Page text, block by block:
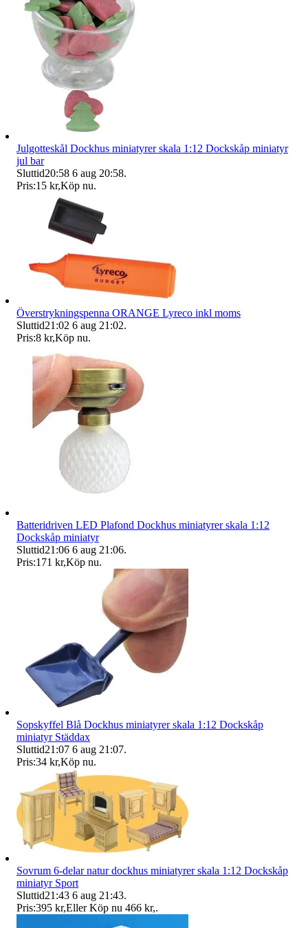
Julgotteskål Dockhus miniatyrer skala 1:12 Dockskåp miniatyr
jul bar
Sluttid20:58 6 aug 20:58.
Pris:15 kr,Köp nu.
Överstrykningspenna ORANGE Lyreco inkl moms
Sluttid21:02 6 aug 21:02.
Pris:8 kr,Köp nu.
Batteridriven LED Plafond Dockhus miniatyrer skala 1:12
Dockskåp miniatyr
Sluttid21:06 6 aug 21:06.
Pris:171 kr,Köp nu.
Sopskyffel Blå Dockhus miniatyrer skala 1:12 Dockskåp
miniatyr Städdax
Sluttid21:07 6 aug 21:07.
Pris:34 kr,Köp nu.
Sovrum 6-delar natur dockhus miniatyrer skala 1:12 Dockskåp
miniatyr Sport
Sluttid21:43 6 aug 21:43.
Pris:395 kr,Eller Köp nu 466 kr,.